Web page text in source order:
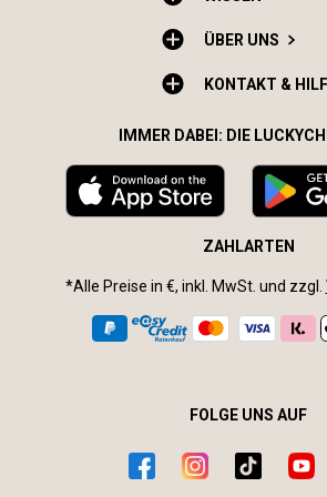
ÜBER UNS
KONTAKT &
IMMER DABEI: DIE
ZAHLARTEN
*Alle Preise in €, inkl. MwSt. und zzgl.
FOLGE UNS AUF